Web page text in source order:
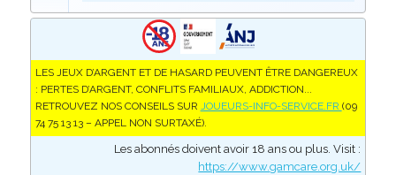
LES JEUX D’ARGENT ET DE HASARD PEUVENT ÊTRE DANGEREUX
: PERTES D’ARGENT, CONFLITS FAMILIAUX, ADDICTION...
RETROUVEZ NOS CONSEILS SUR JOUEURS-INFO-SERVICE.FR (09
74 75 13 13 – APPEL NON SURTAXÉ).
Les abonnés doivent avoir 18 ans ou plus. Visit :
https://www.gamcare.org.uk/